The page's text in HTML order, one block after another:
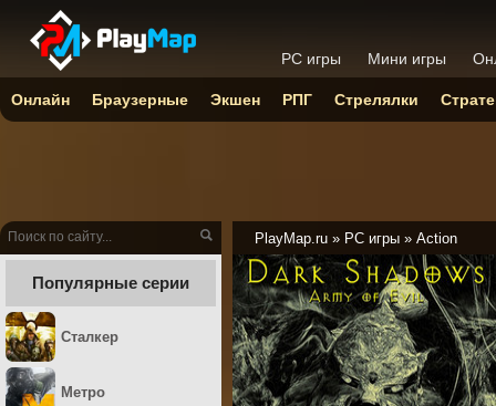
PlayMap.ru » PC игры » Action
Популярные серии
Сталкер
Метро
PC игры Мини игры
Онлайн Браузерные Экшен РПГ Стрелялки